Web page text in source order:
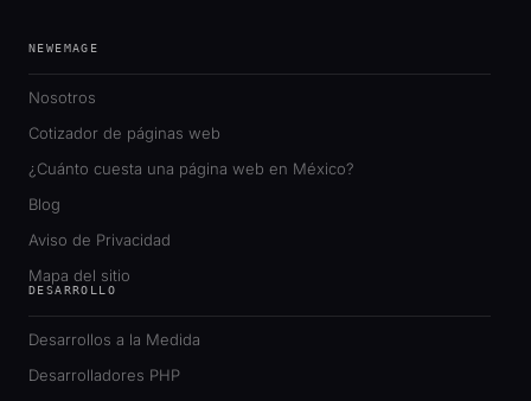
NEWEMAGE
Nosotros
Cotizador de páginas web
¿Cuánto cuesta una página web en México?
Blog
Aviso de Privacidad
Mapa del sitio
DESARROLLO
Desarrollos a la Medida
Desarrolladores PHP